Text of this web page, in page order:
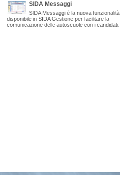
SIDA Messaggi
SIDA Messaggi è la nuova funzionalità
disponibile in SIDA Gestione per facilitare la
comunicazione delle autoscuole con i candidati.